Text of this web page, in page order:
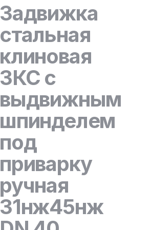
Задвижка
стальная
клиновая
ЗКС с
выдвижным
шпинделем
под
приварку
ручная
31нж45нж